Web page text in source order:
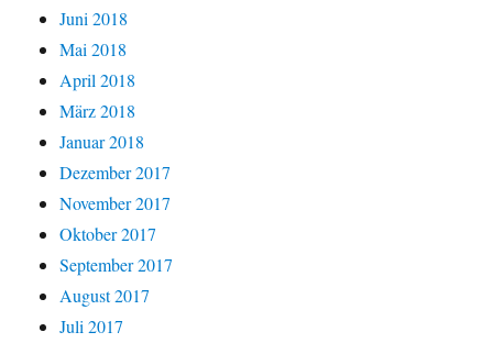
Juni 2018
Mai 2018
April 2018
März 2018
Januar 2018
Dezember 2017
November 2017
Oktober 2017
September 2017
August 2017
Juli 2017